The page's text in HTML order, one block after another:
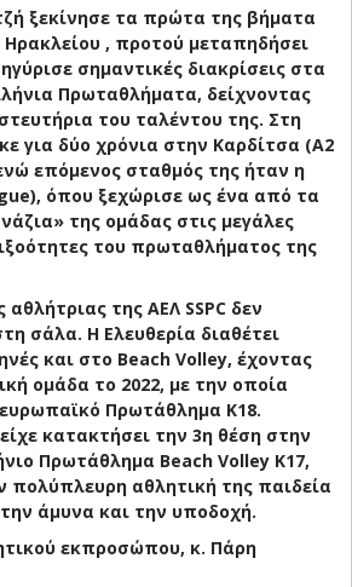
ξεκίνησε τα πρώτα της βήματα
, προτού μεταπηδήσει
σημαντικές διακρίσεις στα
Πρωταθλήματα, δείχνοντας
του ταλέντου της. Στη
για δύο χρόνια στην Καρδίτσα (Α2
επόμενος σταθμός της ήταν η
όπου ξεχώρισε ως ένα από τα
της ομάδας στις μεγάλες
του πρωταθλήματος της
της ΑΕΛ SSPC δεν
σάλα. Η Ελευθερία διαθέτει
και στο Beach Volley, έχοντας
ομάδα το 2022, με την οποία
Πρωτάθλημα Κ18.
κατακτήσει την 3η θέση στην
Πρωτάθλημα Beach Volley Κ17,
πολύπλευρη αθλητική της παιδεία
άμυνα και την υποδοχή.
εκπροσώπου, κ. Πάρη